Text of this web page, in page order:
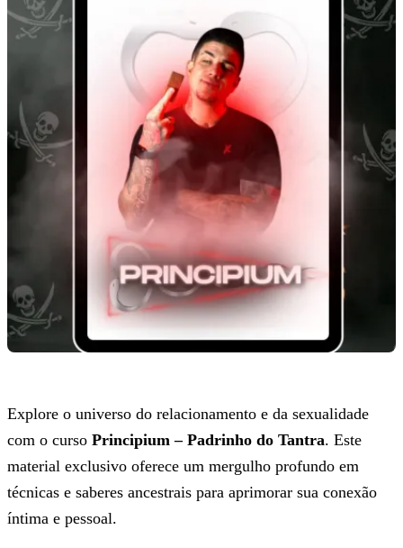
Explore o universo do relacionamento e da sexualidade
com o curso Principium – Padrinho do Tantra. Este
material exclusivo oferece um mergulho profundo em
técnicas e saberes ancestrais para aprimorar sua conexão
íntima e pessoal.